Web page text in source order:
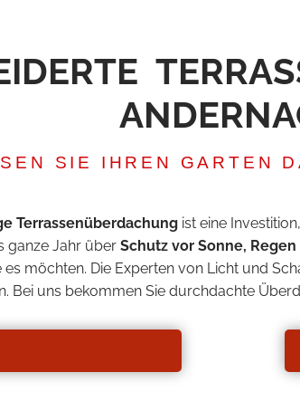
SIE IHREN GARTEN
Terrassenüberdachung ist eine
ganze Jahr über Schutz vor Sonne,
möchten. Die Experten von Licht und
Bei uns bekommen Sie durchdachte